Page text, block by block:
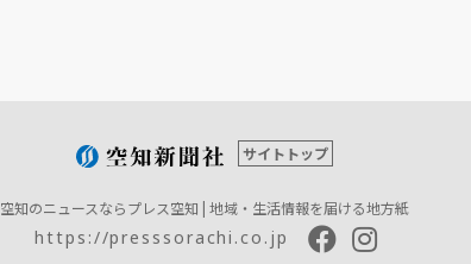
サイトトップ
空知のニュースならプレス空知 | 地域・生活情報を届ける地方紙
https://presssorachi.co.jp